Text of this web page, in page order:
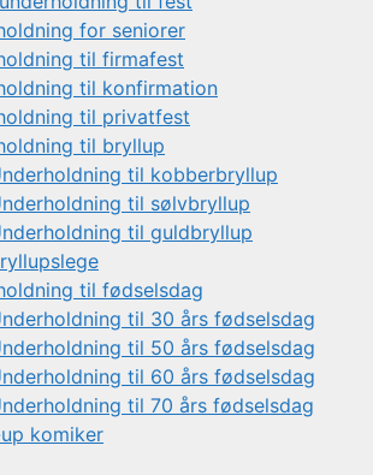
for seniorer
til firmafest
til konfirmation
til privatfest
til bryllup
til kobberbryllup
til sølvbryllup
til guldbryllup
til fødselsdag
til 30 års fødselsdag
til 50 års fødselsdag
til 60 års fødselsdag
til 70 års fødselsdag
komiker